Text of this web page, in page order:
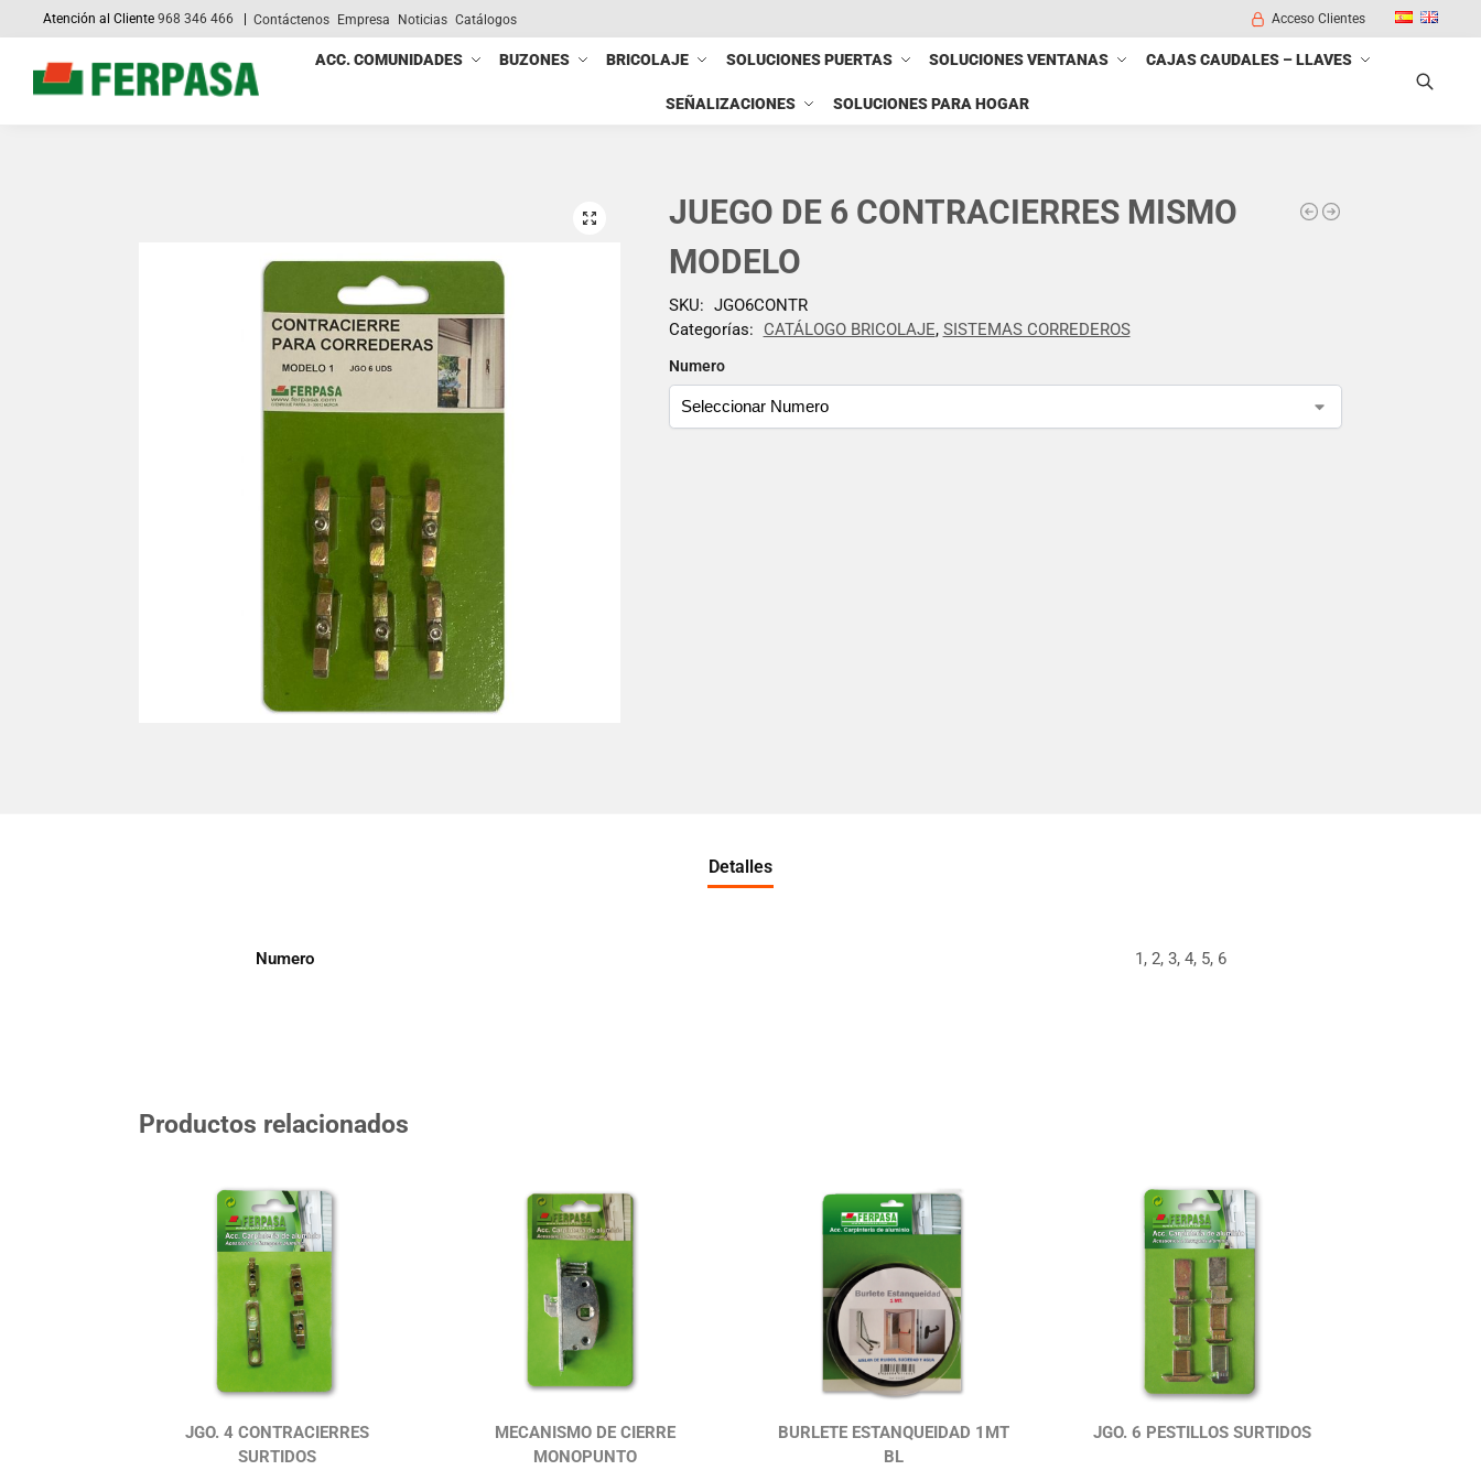
Atención al Cliente968 346 466 Contáctenos Empresa Noticias Catálogos Acceso Clientes
ACC. COMUNIDADES BUZONES BRICOLAJE SOLUCIONES PUERTAS SOLUCIONES VENTANAS CAJAS CAUDALES – LLAVES
SEÑALIZACIONES SOLUCIONES PARA HOGAR
Search
JUEGO DE 6 CONTRACIERRES MISMO
MODELO
Numero
SKU: JGO6CONTR
Categorías:
CATÁLOGO BRICOLAJE, SISTEMAS CORREDEROS
Detalles
Numero 1, 2, 3, 4, 5, 6
Productos relacionados
JGO. 4 CONTRACIERRES
SURTIDOS
MECANISMO DE CIERRE
MONOPUNTO
BURLETE ESTANQUEIDAD 1MT
BL
JGO. 6 PESTILLOS SURTIDOS